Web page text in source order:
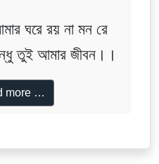
ঘরে রয় না মন রে
তুই আমার জীবন।।
more …